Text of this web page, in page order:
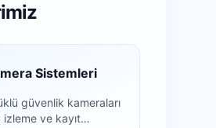
Sistemleri
güvenlik kameraları
ve kayıt